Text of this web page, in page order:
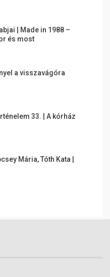
| Made in 1988 –
és most
a visszavágóra
33. | A kórház
Mária, Tóth Kata |